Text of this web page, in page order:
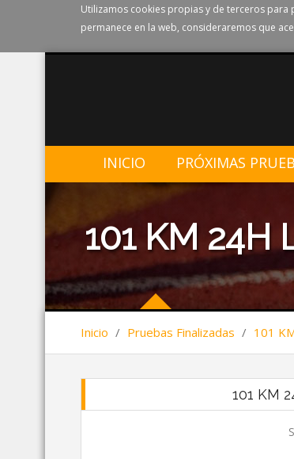
Utilizamos cookies propias y de terceros para
permanece en la web, consideraremos que
INICIO PRÓXIMAS
101 KM 24H
Inicio / Pruebas Finalizadas / 101
101 KM